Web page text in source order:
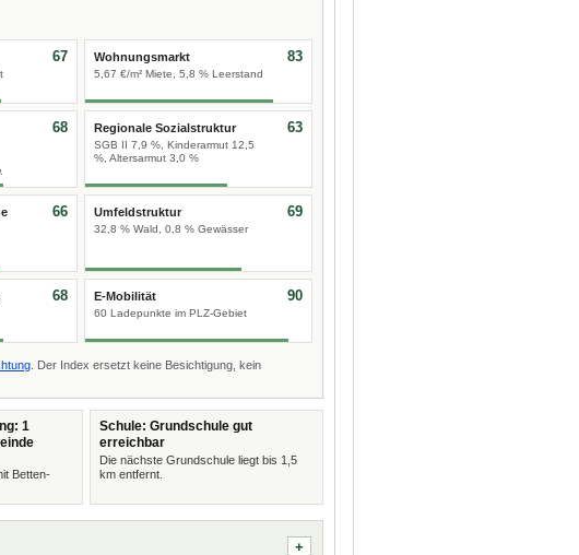
67 Wohnungsmarkt
5,67 €/m² Miete, 5,8 % Leerstand
83
68 Regionale Sozialstruktur
SGB II 7,9 %, Kinderarmut 12,5
%, Altersarmut 3,0 %
63
66 Umfeldstruktur
32,8 % Wald, 0,8 % Gewässer
69
68 E-Mobilität
60 Ladepunkte im PLZ-Gebiet
90
. Der Index ersetzt keine Besichtigung, kein
1
Betten-
Schule: Grundschule gut
erreichbar
Die nächste Grundschule liegt bis 1,5
km entfernt.